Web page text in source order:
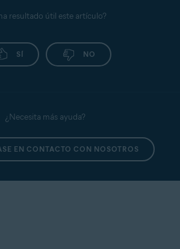
resultado útil este artículo?
SÍ NO
¿Necesita más ayuda?
EN CONTACTO CON NOSOTROS